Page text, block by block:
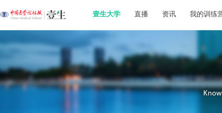
壹生大学 直播 资讯 我的训练